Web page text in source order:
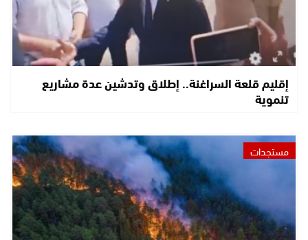
إقليم قلعة السراغنة.. إطلاق وتدشين عدة مشاريع
تنموية
مستجدات